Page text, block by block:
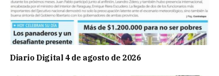
Diario Digital 4 de agosto de 2026